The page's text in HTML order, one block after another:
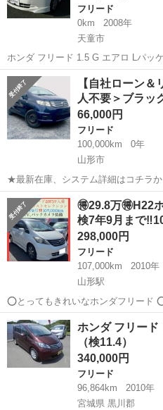
フリード
0km
2008年
天童市
ホンダ フリード 1.5 G エアロ Lパ
ン 本体価格 700,000円 支払総額 873,000円 年式(初度登録
年):2008(H20) 走行距離:不明 修復歴:
山形 天童市 フリード ミ
【自社ローン
人不要＞ブラッ
66,000円
フリード
100,000km
0年
山形市
★最新在庫、システム詳細はコチラか
https://ristaoshuiwate.wixsite.com/my-site ★月額のご質問や
算は コチラからお願いします😉
山形 山形市 フリード フ
🉐29.8万🉐H22
検7年9月まで
298,000円
フリード
107,000km
2010年
山形駅
⭕️とってもきれいなホンダフリード
⭕️ナビ、TV、バックカメラ、ETC付 【車両情報】 ◯平成22年式 ️◯ホ
ンダフリード ◯Gエアロジャスト
2W...
山形 山形市 山形駅 フリー
ホンダ フリー
（検11.4）
340,000円
フリード
96,864km
2010年
宮城県 黒川郡